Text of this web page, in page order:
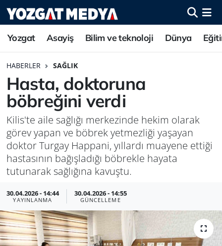
Yozgat Asayiş Bilim ve teknoloji Dünya
HABERLER SAĞLIK
Hasta, doktoruna
böbreğini verdi
Kilis'te aile sağlığı merkezinde hekim olarak
görev yapan ve böbrek yetmezliği yaşayan
doktor Turgay Happani, yıllardı muayene ettiği
hastasının bağışladığı böbrekle hayata
tutunarak sağlığına kavuştu.
30.04.2026 - 14:44
YAYINLANMA
30.04.2026 - 14:55
GÜNCELLEME